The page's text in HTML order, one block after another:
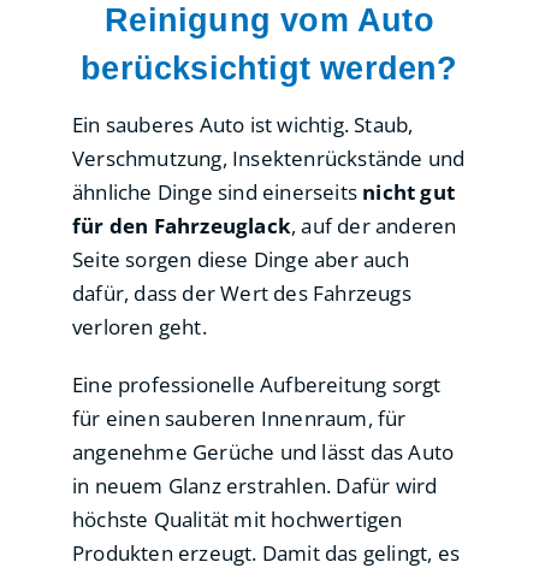
Reinigung vom Auto
berücksichtigt werden?
Ein sauberes Auto ist wichtig. Staub,
Verschmutzung, Insektenrückstände und
ähnliche Dinge sind einerseitsnicht gut
für den Fahrzeuglack, auf der anderen
Seite sorgen diese Dinge aber auch
dafür, dass der Wert des Fahrzeugs
verloren geht.
Eine professionelle Aufbereitung sorgt
für einen sauberen Innenraum, für
angenehme Gerüche und lässt das Auto
in neuem Glanz erstrahlen. Dafür wird
höchste Qualität mit hochwertigen
Produkten erzeugt. Damit das gelingt, es